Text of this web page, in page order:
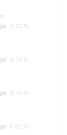
0.22 %
0.14 %
0.10 %
0.02 %